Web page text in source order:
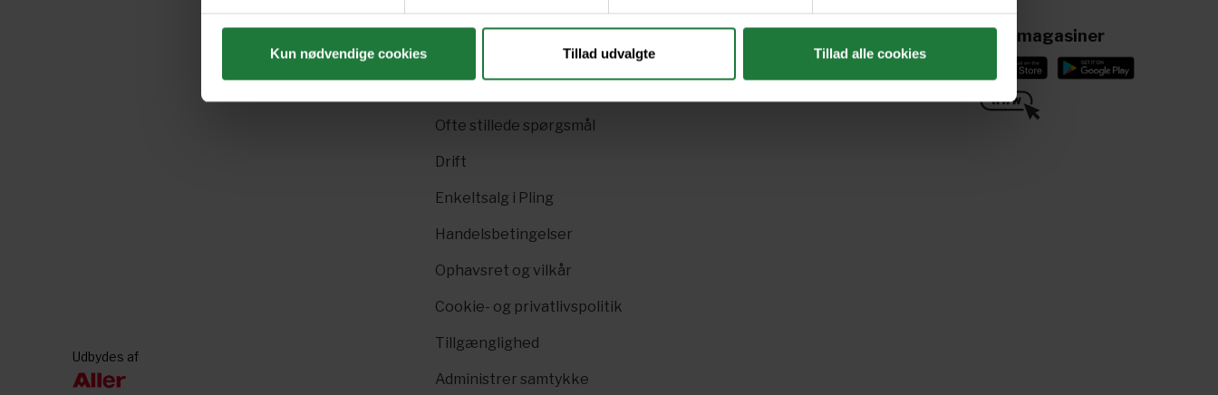
Kun nødvendige cookies Tillad udvalgte Tillad alle cookies
Pling Favorit
Ofte stillede spørgsmål
Drift
Enkeltsalg i Pling
Handelsbetingelser
Ophavsret og vilkår
Cookie- og privatlivspolitik
Tillgænglighed
Administrer samtykke
pling@aller.com
Find os her
Læs magasiner
Udbydes af